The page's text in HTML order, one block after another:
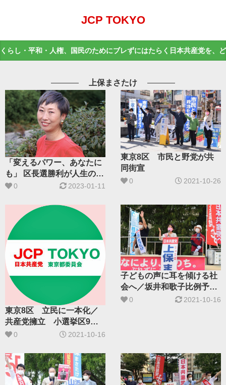
JCP TOKYO
くらし・平和・人権、国民のためにブレずにはたらく日本共産党を、
上保まさたけ
「変えるパワー、あなたに
も」 区長選勝利が人生の転
機0 2023-01-11
東京8区 市民と野党が共
同街宣
0 2021-10-26
東京8区 立民に一本化／
共産党擁立 小選挙区9人
に0 2021-10-16
子どもの声に耳を傾ける社
会へ／坂井和歌子比例予定
候補、都内で訴え
0 2021-10-16